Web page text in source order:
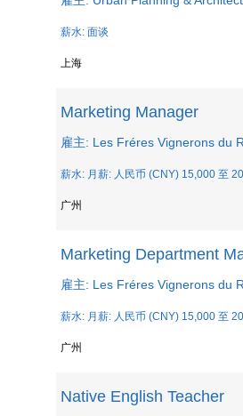
薪水: 面谈
上海
Marketing Manager
雇主: Les Fréres Vignerons du
薪水: 月薪: 人民币 (CNY) 15,000 至
广州
Marketing Department
雇主: Les Fréres Vignerons du
薪水: 月薪: 人民币 (CNY) 15,000 至
广州
Native English Teacher